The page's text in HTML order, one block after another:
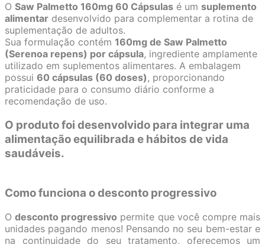
O Saw Palmetto 160mg 60 Cápsulas é um suplemento
alimentar desenvolvido para complementar a rotina de
suplementação de adultos.
Sua formulação contém 160mg de Saw Palmetto
(Serenoa repens) por cápsula, ingrediente amplamente
utilizado em suplementos alimentares. A embalagem
possui 60 cápsulas (60 doses), proporcionando
praticidade para o consumo diário conforme a
recomendação de uso.
O produto foi desenvolvido para integrar uma
alimentação equilibrada e hábitos de vida
saudáveis.
Como funciona o desconto progressivo
Odesconto progressivo permite que você compre mais
unidades pagando menos! Pensando no seu bem-estar e
na continuidade do seu tratamento, oferecemos um